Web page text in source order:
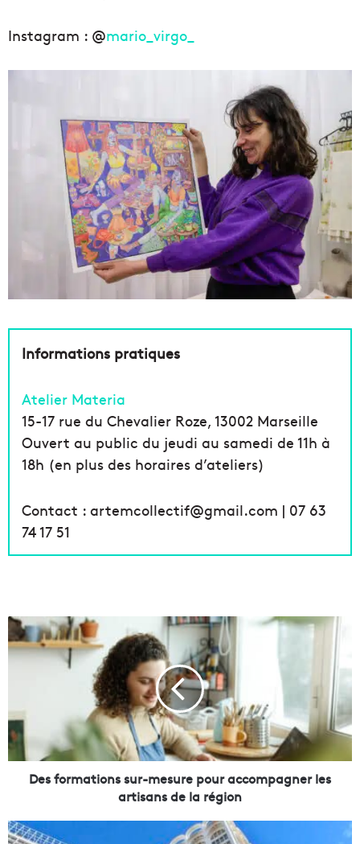
Instagram : @mario_virgo_
Informations pratiques
Atelier Materia
15-17 rue du Chevalier Roze, 13002 Marseille
Ouvert au public du jeudi au samedi de 11h à
18h (en plus des horaires d’ateliers)
Contact : artemcollectif@gmail.com | 07 63
74 17 51
D
e
s
r
m
a
t
s
Des formations sur-mesure pour accompagner les
artisans de la région
S